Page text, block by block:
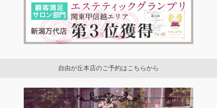
自由が丘本店のご予約はこちらから